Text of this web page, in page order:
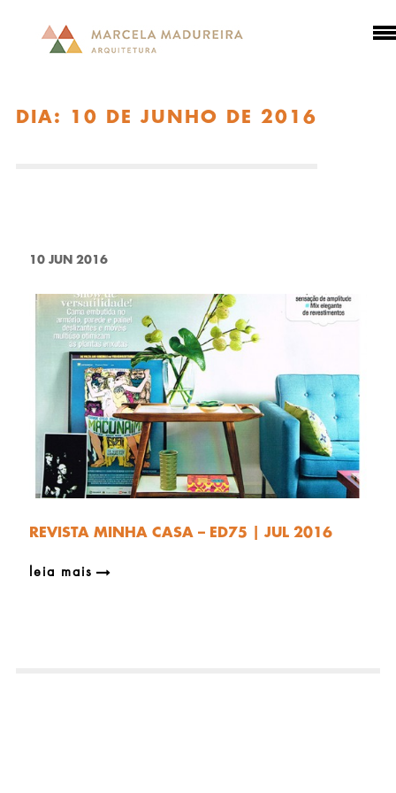
DIA: 10 DE JUNHO DE 2016
10 JUN 2016
REVISTA MINHA CASA – ED75 | JUL 2016
leia mais